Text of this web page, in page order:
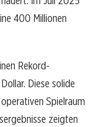
400 Millionen
Rekord-
Diese solide
Spielraum
zeigten